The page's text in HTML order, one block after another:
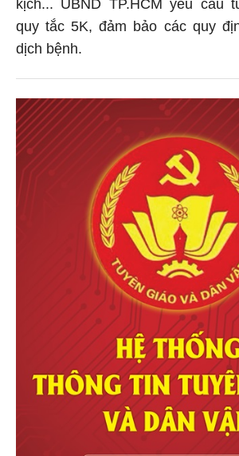
kịch... UBND TP.HCM yêu cầu
quy tắc 5K, đảm bảo các quy
dịch bệnh.